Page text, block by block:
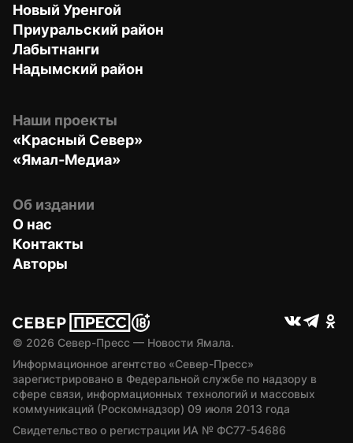
Новый Уренгой
Приуральский район
Лабытнанги
Надымский район
Наши проекты
«Красный Север»
«Ямал-Медиа»
Об издании
О нас
Контакты
Авторы
© 2026 Север-Пресс — Новости Ямала.
Информационное агентство «Север-Пресс»
зарегистрировано в Федеральной службе по надзору в
сфере связи, информационных технологий и массовых
коммуникаций (Роскомнадзор) 09 июля 2013 года
Свидетельство о регистрации ИА № ФС77-54686